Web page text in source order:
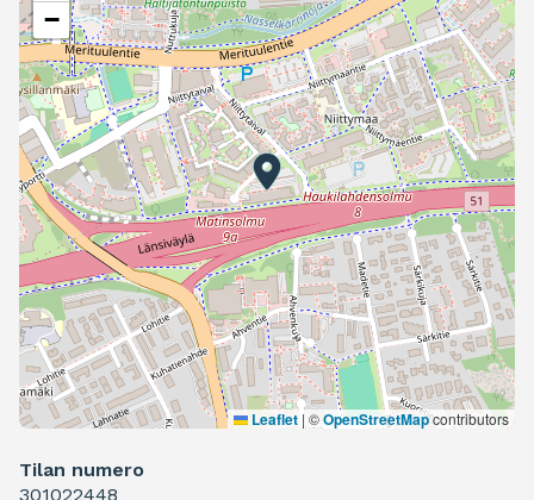
−
Leaflet | ©OpenStreetMapcontributors
Tilan numero
301022448